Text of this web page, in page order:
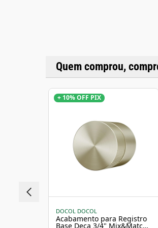
Quem comprou,
DOCOL DOCOL
Acabamento para Registro
Base Deca 3/4" Mix&Match
+ 10% OFF PIX